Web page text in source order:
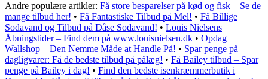
Andre populære artikler: Få store besparelser på kød og fisk – Se de
mange tilbud her! • Få Fantastiske Tilbud på Mel! • Få Billige
Sodavand og Tilbud på Dåse Sodavand! • Louis Nielsens
Åbningstider – Find dem på www.louisnielsen.dk • Opdag
Wallshop – Den Nemme Måde at Handle På! • Spar penge på
dagligvarer: Få de bedste tilbud på pålæg! • Få Bailey tilbud – Spar
penge på Bailey i dag! • Find den bedste isenkræmmerbutik i